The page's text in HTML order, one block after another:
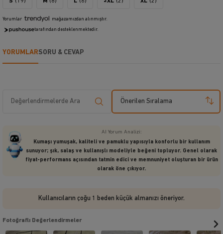
Yorumlar mağazamızdan alınmıştır.
tarafından desteklenmektedir.
YORUMLARSORU & CEVAP
Önerilen Sıralama
AI Yorum Analizi:
Kumaşı yumuşak, kaliteli ve pamuklu yapısıyla konforlu bir kullanım
sunuyor; şık, salaş ve kullanışlı modeliyle beğeni topluyor. Genel olarak
fiyat-performans açısından tatmin edici ve memnuniyet oluşturan bir ürün
olarak öne çıkıyor.
Kullanıcıların çoğu 1 beden küçük almanızı öneriyor.
Fotoğraflı Değerlendirmeler